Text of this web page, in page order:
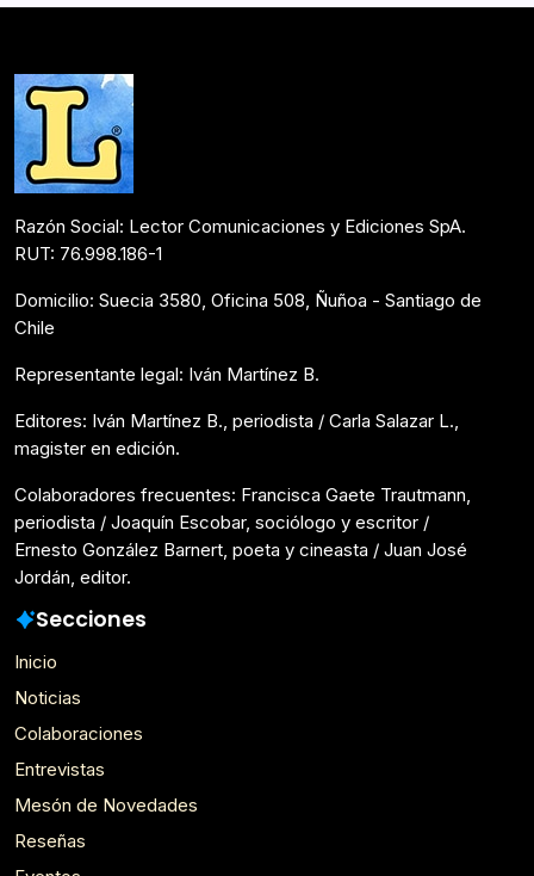
Razón Social: Lector Comunicaciones y Ediciones SpA.
RUT: 76.998.186-1
Domicilio: Suecia 3580, Oficina 508, Ñuñoa - Santiago de
Chile
Representante legal: Iván Martínez B.
Editores: Iván Martínez B., periodista / Carla Salazar L.,
magister en edición.
Colaboradores frecuentes: Francisca Gaete Trautmann,
periodista / Joaquín Escobar, sociólogo y escritor /
Ernesto González Barnert, poeta y cineasta / Juan José
Jordán, editor.
Secciones
Inicio
Noticias
Colaboraciones
Entrevistas
Mesón de Novedades
Reseñas